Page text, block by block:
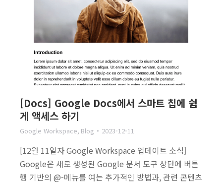
[Docs] Google Docs에서 스마트 칩에 쉽
게 액세스 하기
Google Workspace, Blog 2023-12-11
[12월 11일자 Google Workspace 업데이트 소식]
Google은 새로 생성된 Google 문서 도구 상단에 버튼
행 기반의 @-메뉴를 여는 추가적인 방법과, 관련 콘텐츠